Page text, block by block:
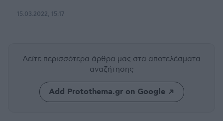
15.03.2022, 15:17
Δείτε περισσότερα άρθρα μας στα αποτελέσματα
αναζήτησης
Add Protothema.gr on Google